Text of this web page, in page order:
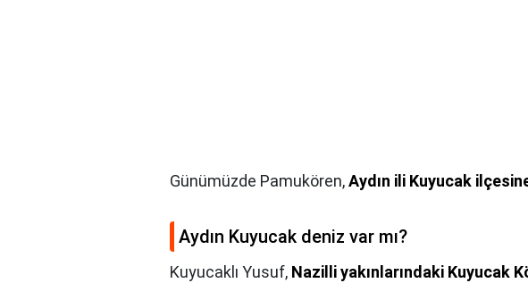
Günümüzde Pamukören,Aydın ili Kuyucak
Aydın Kuyucak deniz var mı?
Kuyucaklı Yusuf, Nazilli yakınlarındaki Kuyucak